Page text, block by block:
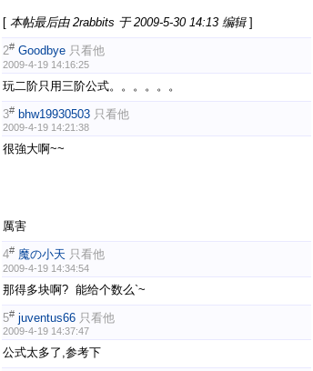
[ 本帖最后由 2rabbits 于 2009-5-30 14:13 编辑 ]
2# Goodbye 只看他
2009-4-19 14:16:25
玩二阶只用三阶公式。。。。。。
3# bhw19930503 只看他
2009-4-19 14:21:38
很強大啊~~
厲害
4# 魔の小天 只看他
2009-4-19 14:34:54
那得多块啊? 能给个数么`~
5# juventus66 只看他
2009-4-19 14:37:47
公式太多了,参考下